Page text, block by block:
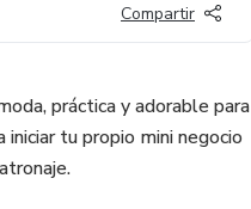
Compartir
práctica y adorable para
tu propio mini negocio